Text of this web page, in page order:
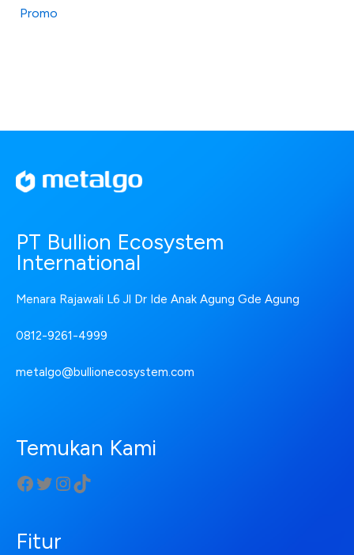
Promo
PT Bullion Ecosystem
International
Menara Rajawali L6 Jl Dr Ide Anak Agung Gde Agung
0812-9261-4999
metalgo@bullionecosystem.com
Temukan Kami
Fitur